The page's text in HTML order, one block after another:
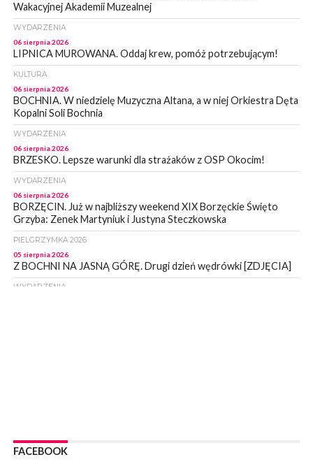
Wakacyjnej Akademii Muzealnej
WYDARZENIA
06 sierpnia 2026
LIPNICA MUROWANA. Oddaj krew, pomóż potrzebującym!
KULTURA
06 sierpnia 2026
BOCHNIA. W niedzielę Muzyczna Altana, a w niej Orkiestra Dęta
Kopalni Soli Bochnia
WYDARZENIA
06 sierpnia 2026
BRZESKO. Lepsze warunki dla strażaków z OSP Okocim!
WYDARZENIA
06 sierpnia 2026
BORZĘCIN. Już w najbliższy weekend XIX Borzęckie Święto
Grzyba: Zenek Martyniuk i Justyna Steczkowska
PIELGRZYMKA 2026
05 sierpnia 2026
Z BOCHNI NA JASNĄ GÓRĘ. Drugi dzień wędrówki [ZDJĘCIA]
WYDARZENIA
GMINA DRWINIA. 45 dzieci będzie się uczyć pływać. Zajęcia
ruszą we wrześniu
FACEBOOK